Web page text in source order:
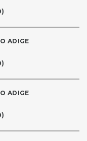
ADIGE
ADIGE